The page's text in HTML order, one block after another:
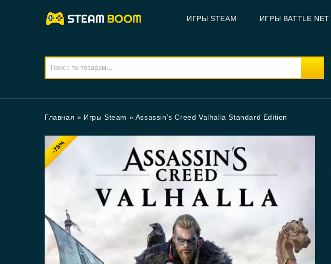
ИГРЫ STEAM ИГРЫ BATTLE NET
Главная » Игры Steam » Assassin’s Creed Valhalla Standard Edition
-78%